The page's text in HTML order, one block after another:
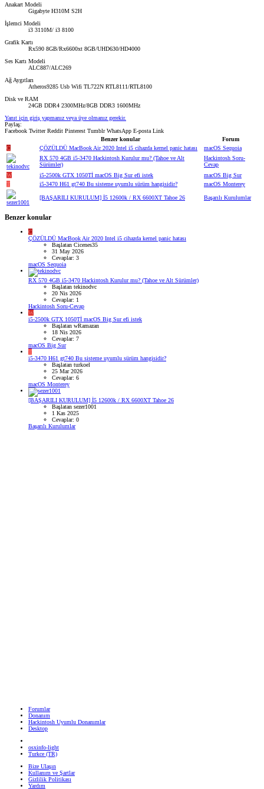
Anakart Modeli
Gigabyte H310M S2H
İşlemci Modeli
i3 3110M/ i3 8100
Grafik Kartı
Rx590 8GB/Rx6600xt 8GB/UHD630/HD4000
Ses Kartı Modeli
ALC887/ALC269
Ağ Aygıtları
Atheros9285 Usb Wifi TL722N RTL8111/RTL8100
Disk ve RAM
24GB DDR4 2300MHz/8GB DDR3 1600MHz
Yanıt için giriş yapmanız veya üye olmanız gerekir.
Paylaş:
Facebook Twitter Reddit Pinterest Tumblr WhatsApp E-posta Link
Benzer konular
Forum
C
ÇÖZÜLDÜ MacBook Air 2020 Intel i5 cihazda kernel panic hatası
macOS Sequoia
RX 570 4GB i5-3470 Hackintosh Kurulur mu? (Tahoe ve Alt
Sürümler)
Hackintosh Soru-
Cevap
W
i5-2500k GTX 1050Tİ macOS Big Sur efi istek
macOS Big Sur
T
i5-3470 H61 gt740 Bu sisteme uyumlu sürüm hangisidir? macOS Monterey
[BAŞARILI KURULUM] İ5 12600k / RX 6600XT Tahoe 26 Başarılı Kurulumlar
Benzer konular
C
ÇÖZÜLDÜ MacBook Air 2020 Intel i5 cihazda kernel panic hatası
Başlatan Cicenes35
31 May 2026
Cevaplar: 3
macOS Sequoia
RX 570 4GB i5-3470 Hackintosh Kurulur mu? (Tahoe ve Alt Sürümler)
Başlatan tekinodvc
20 Nis 2026
Cevaplar: 1
Hackintosh Soru-Cevap
W
i5-2500k GTX 1050Tİ macOS Big Sur efi istek
Başlatan wRamazan
18 Nis 2026
Cevaplar: 7
macOS Big Sur
T
i5-3470 H61 gt740 Bu sisteme uyumlu sürüm hangisidir?
Başlatan turkoel
25 Mar 2026
Cevaplar: 6
macOS Monterey
[BAŞARILI KURULUM] İ5 12600k / RX 6600XT Tahoe 26
Başlatan sezer1001
1 Kas 2025
Cevaplar: 0
Başarılı Kurulumlar
Forumlar
Donanım
Hackintosh Uyumlu Donanımlar
Desktop
osxinfo-light
Turkce (TR)
Bize Ulaşın
Kullanım ve Şartlar
Gizlilik Politikası
Yardım